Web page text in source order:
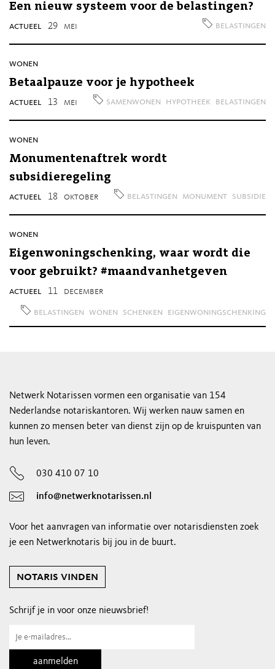
Een nieuw systeem voor de belastingen?
actueel 29 mei belastingen
wonen
Betaalpauze voor je hypotheek
actueel 13 mei samenwonen hypotheek belastingen
wonen
Monumentenaftrek wordt
subsidieregeling
actueel 18 oktober belastingen monument subsidie
wonen
Eigenwoningschenking, waar wordt die
voor gebruikt? #maandvanhetgeven
actueel 11 december
belastingen wonen schenken eigenwoningschenking
Netwerk Notarissen vormen een organisatie van 154
Nederlandse notariskantoren. Wij werken nauw samen en
kunnen zo mensen beter van dienst zijn op de kruispunten van
hun leven.
030 410 07 10
info@netwerknotarissen.nl
Voor het aanvragen van informatie over notarisdiensten zoek
je een Netwerknotaris bij jou in de buurt.
notaris vinden
Schrijf je in voor onze nieuwsbrief!